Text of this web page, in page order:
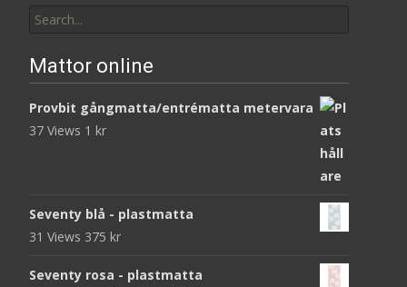
for:
Mattor online
Provbit gångmatta/entrématta metervara
37 Views 1 kr
Seventy blå - plastmatta
31 Views 375 kr
Seventy rosa - plastmatta